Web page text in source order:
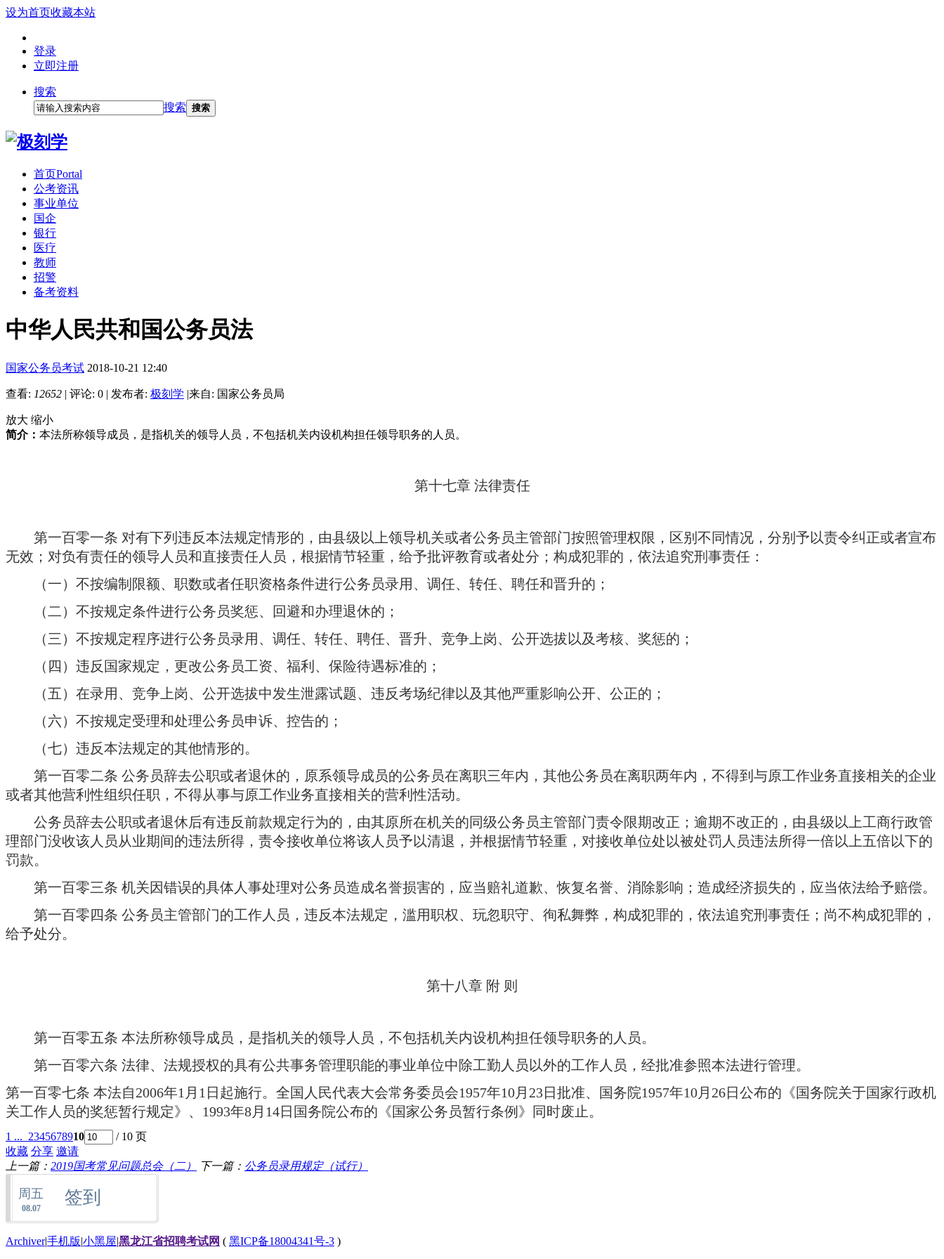
设为首页收藏本站
登录
立即注册
搜索
搜索 搜索
首页Portal
公考资讯
事业单位
国企
银行
医疗
教师
招警
备考资料
中华人民共和国公务员法
国家公务员考试 2018-10-21 12:40
查看: 12652 | 评论: 0 | 发布者: 极刻学 |来自: 国家公务员局
放大 缩小
简介： 本法所称领导成员，是指机关的领导人员，不包括机关内设机构担任领导职务的人员。
第十七章 法律责任
第一百零一条 对有下列违反本法规定情形的，由县级以上领导机关或者公务员主管部门按照管理权限，区别不同情况，分别予以责令纠正或者宣布
无效；对负有责任的领导人员和直接责任人员，根据情节轻重，给予批评教育或者处分；构成犯罪的，依法追究刑事责任：
（一）不按编制限额、职数或者任职资格条件进行公务员录用、调任、转任、聘任和晋升的；
（二）不按规定条件进行公务员奖惩、回避和办理退休的；
（三）不按规定程序进行公务员录用、调任、转任、聘任、晋升、竞争上岗、公开选拔以及考核、奖惩的；
（四）违反国家规定，更改公务员工资、福利、保险待遇标准的；
（五）在录用、竞争上岗、公开选拔中发生泄露试题、违反考场纪律以及其他严重影响公开、公正的；
（六）不按规定受理和处理公务员申诉、控告的；
（七）违反本法规定的其他情形的。
第一百零二条 公务员辞去公职或者退休的，原系领导成员的公务员在离职三年内，其他公务员在离职两年内，不得到与原工作业务直接相关的企业
或者其他营利性组织任职，不得从事与原工作业务直接相关的营利性活动。
公务员辞去公职或者退休后有违反前款规定行为的，由其原所在机关的同级公务员主管部门责令限期改正；逾期不改正的，由县级以上工商行政管
理部门没收该人员从业期间的违法所得，责令接收单位将该人员予以清退，并根据情节轻重，对接收单位处以被处罚人员违法所得一倍以上五倍以下的
罚款。
第一百零三条 机关因错误的具体人事处理对公务员造成名誉损害的，应当赔礼道歉、恢复名誉、消除影响；造成经济损失的，应当依法给予赔偿。
第一百零四条 公务员主管部门的工作人员，违反本法规定，滥用职权、玩忽职守、徇私舞弊，构成犯罪的，依法追究刑事责任；尚不构成犯罪的，
给予处分。
第十八章 附 则
第一百零五条 本法所称领导成员，是指机关的领导人员，不包括机关内设机构担任领导职务的人员。
第一百零六条 法律、法规授权的具有公共事务管理职能的事业单位中除工勤人员以外的工作人员，经批准参照本法进行管理。
第一百零七条 本法自2006年1月1日起施行。全国人民代表大会常务委员会1957年10月23日批准、国务院1957年10月26日公布的《国务院关于国家行政机
关工作人员的奖惩暂行规定》、1993年8月14日国务院公布的《国家公务员暂行条例》同时废止。
1 ... 2345678910
/ 10 页
收藏 分享 邀请
上一篇： 2019国考常见问题总会（二） 下一篇： 公务员录用规定（试行）
周五
08.07
签到
Archiver|手机版|小黑屋|黑龙江省招聘考试网 ( 黑ICP备18004341号-3 )